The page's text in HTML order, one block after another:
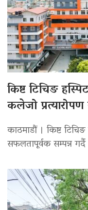
किष्ट टिचिङ
कलेजो प्रत्यारोपण
काठमाडौं । किष्ट
सफलतापूर्वक सम्पन्न